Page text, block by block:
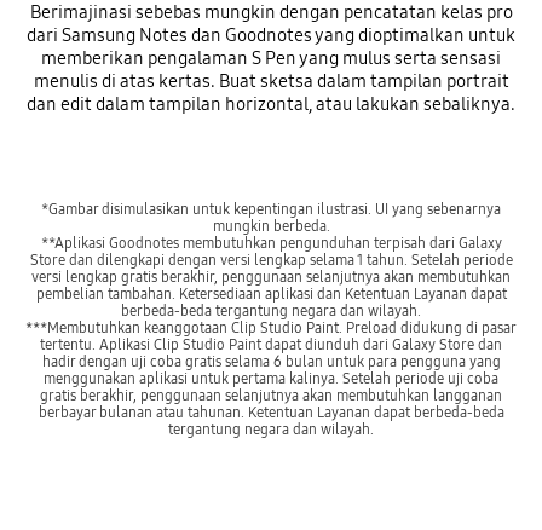
Berimajinasi sebebas mungkin dengan pencatatan kelas pro
dari Samsung Notes dan Goodnotes yang dioptimalkan untuk
memberikan pengalaman S Pen yang mulus serta sensasi
menulis di atas kertas. Buat sketsa dalam tampilan portrait
dan edit dalam tampilan horizontal, atau lakukan sebaliknya.
*Gambar disimulasikan untuk kepentingan ilustrasi. UI yang sebenarnya
mungkin berbeda.
**Aplikasi Goodnotes membutuhkan pengunduhan terpisah dari Galaxy
Store dan dilengkapi dengan versi lengkap selama 1 tahun. Setelah periode
versi lengkap gratis berakhir, penggunaan selanjutnya akan membutuhkan
pembelian tambahan. Ketersediaan aplikasi dan Ketentuan Layanan dapat
berbeda-beda tergantung negara dan wilayah.
***Membutuhkan keanggotaan Clip Studio Paint. Preload didukung di pasar
tertentu. Aplikasi Clip Studio Paint dapat diunduh dari Galaxy Store dan
hadir dengan uji coba gratis selama 6 bulan untuk para pengguna yang
menggunakan aplikasi untuk pertama kalinya. Setelah periode uji coba
gratis berakhir, penggunaan selanjutnya akan membutuhkan langganan
berbayar bulanan atau tahunan. Ketentuan Layanan dapat berbeda-beda
tergantung negara dan wilayah.